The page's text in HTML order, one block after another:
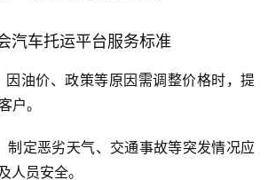
汽车托运平台服务标准
因油价、政策等原因需调整价格时，提
户。
制定恶劣天气、交通事故等突发情况应
人员安全。